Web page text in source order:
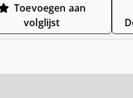
Toevoegen aan
volglijst